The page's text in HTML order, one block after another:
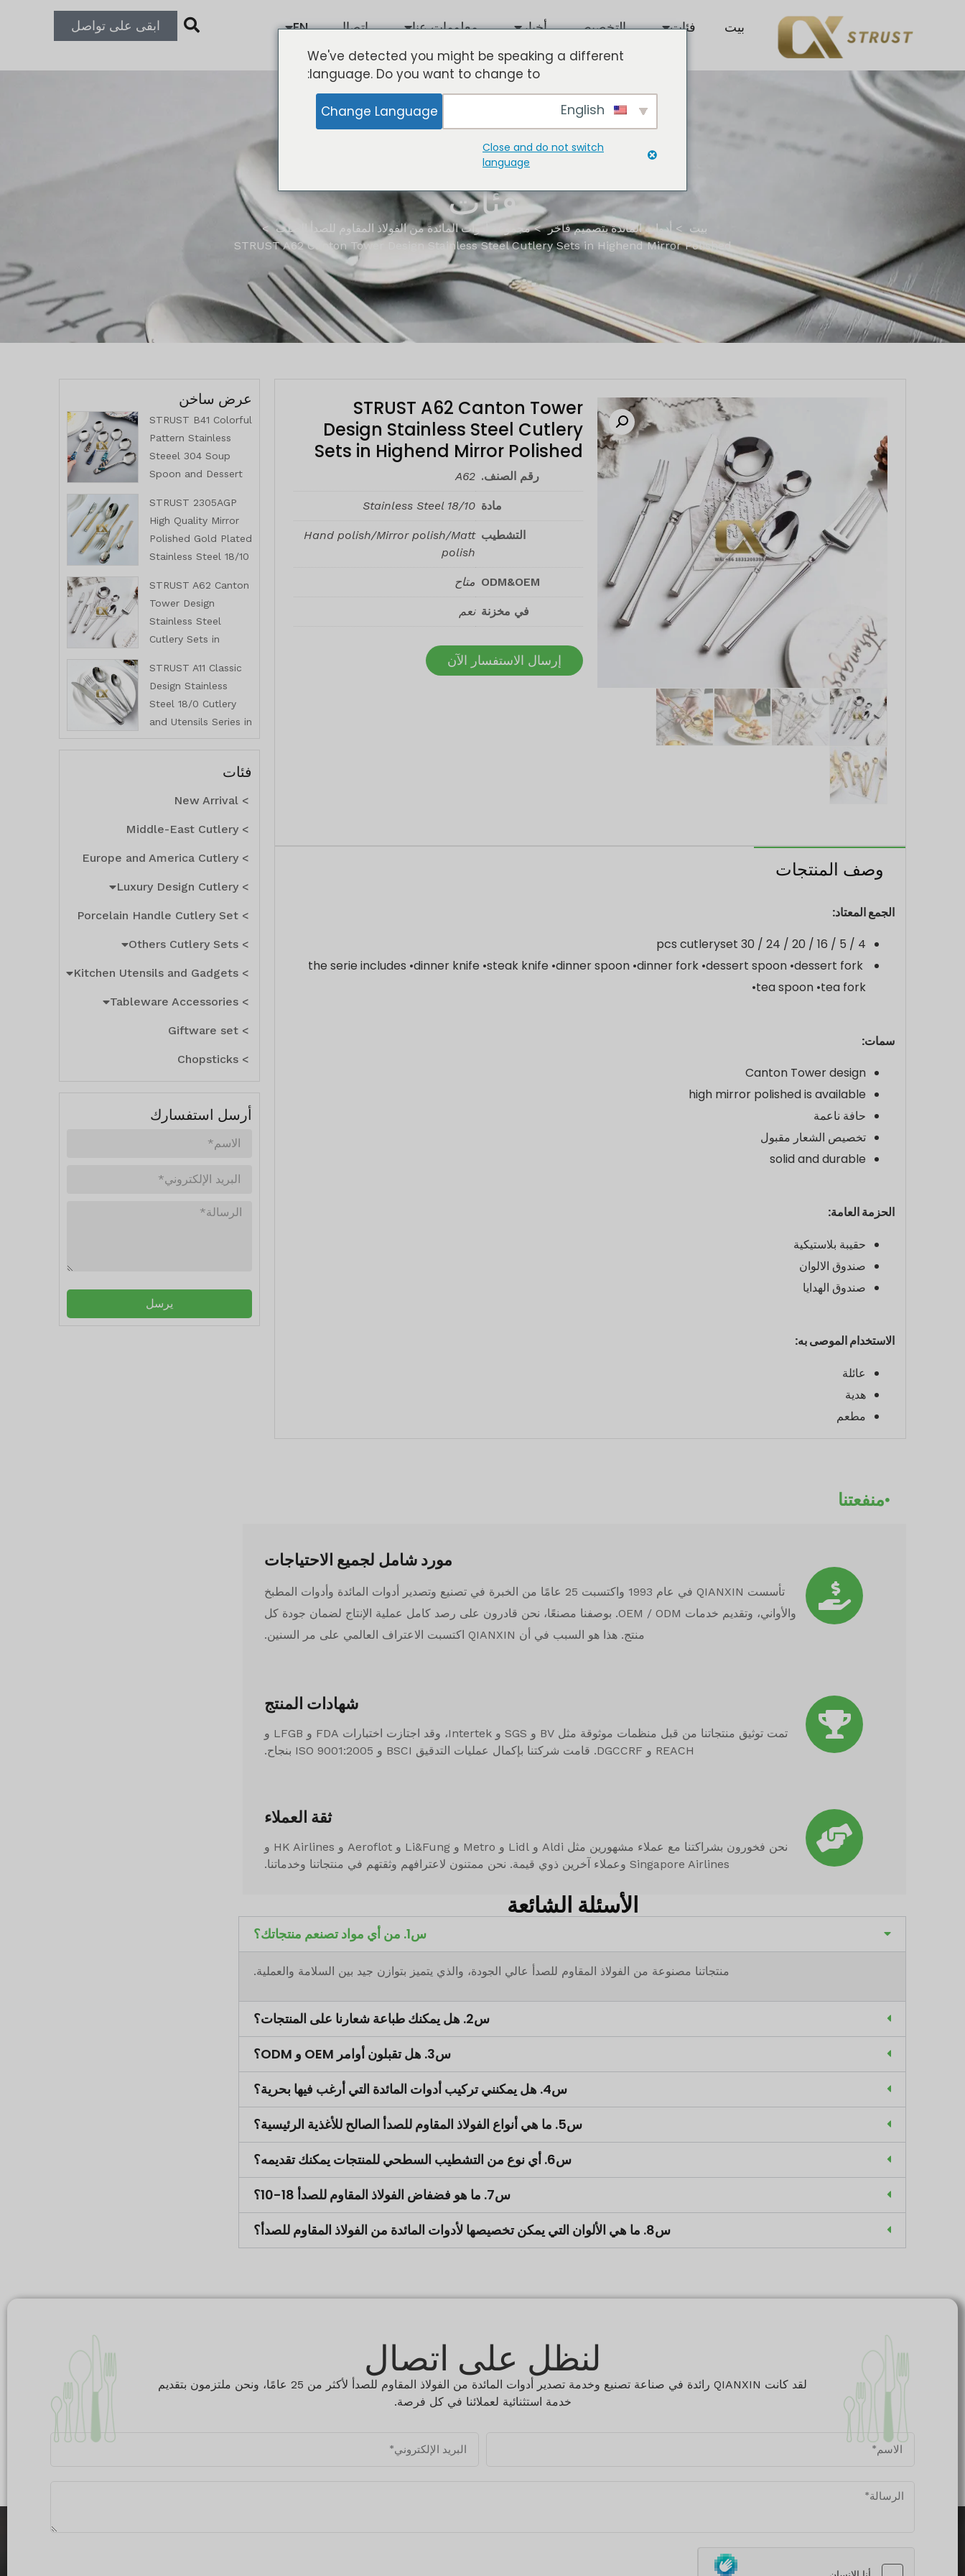
بيت فئات التخصيص أخبار معلومات عنا اتصال EN ابقى على تواصل
فئات
بيت أدوات المائدة بتصميم فاخر مجموعة أدوات المائدة من الفولاذ المقاوم للصدأ الصلب
STRUST A62 Canton Tower Design Stainless Steel Cutlery Sets in Highend Mirror Polished
STRUST A62 Canton Tower
Design Stainless Steel Cutlery
Sets in Highend Mirror Polished
رقم الصنف. A62
مادة Stainless Steel 18/10
التشطيب Hand polish/Mirror polish/Matt
polish
ODM&OEM متاح
في مخزنة نعم
إرسال الاستفسار الآن
وصف المنتجات
الجمع المعتاد:
4 / 5 / 16 / 20 / 24 / 30 pcs cutleryset
the serie includes •dinner knife •steak knife •dinner spoon •dinner fork •dessert spoon •dessert fork
•tea spoon •tea fork
سمات:
Canton Tower design
high mirror polished is available
حافة ناعمة
تخصيص الشعار مقبول
solid and durable
الحزمة العامة:
حقيبة بلاستيكية
صندوق الالوان
صندوق الهدايا
الاستخدام الموصى به:
عائلة
هدية
مطعم
عرض ساخن
STRUST B41 Colorful
Pattern Stainless
Steeel 304 Soup
Spoon and Dessert
Family
STRUST 2305AGP
High Quality Mirror
Polished Gold Plated
Stainless Steel 18/10
Series for Family
STRUST A62 Canton
Tower Design
Stainless Steel
Cutlery Sets in
Polished
STRUST A11 Classic
Design Stainless
Steel 18/0 Cutlery
and Utensils Series in
فئات
> New Arrival
> Middle-East Cutlery
> Europe and America Cutlery
> Luxury Design Cutlery
> Porcelain Handle Cutlery Set
> Others Cutlery Sets
> Kitchen Utensils and Gadgets
> Tableware Accessories
> Giftware set
> Chopsticks
أرسل استفسارك
يرسل
منفعتنا
مورد شامل لجميع الاحتياجات
تأسست QIANXIN في عام 1993 واكتسبت 25 عامًا من الخبرة في تصنيع وتصدير أدوات المائدة وأدوات المطبخ
والأواني، وتقديم خدمات OEM / ODM. بوصفنا مصنعًا، نحن قادرون على رصد كامل عملية الإنتاج لضمان جودة كل
منتج. هذا هو السبب في أن QIANXIN اكتسبت الاعتراف العالمي على مر السنين.
شهادات المنتج
تمت توثيق منتجاتنا من قبل منظمات موثوقة مثل BV و SGS و Intertek، وقد اجتازت اختبارات FDA و LFGB و
REACH و DGCCRF. قامت شركتنا بإكمال عمليات التدقيق BSCI و ISO 9001:2005 بنجاح.
ثقة العملاء
نحن فخورون بشراكتنا مع عملاء مشهورين مثل Aldi و Lidl و Metro و Li&Fung و Aeroflot و HK Airlines و
Singapore Airlines وعملاء آخرين ذوي قيمة. نحن ممتنون لاعترافهم وثقتهم في منتجاتنا وخدماتنا.
الأسئلة الشائعة
س1. من أي مواد تصنعم منتجاتك؟
منتجاتنا مصنوعة من الفولاذ المقاوم للصدأ عالي الجودة، والذي يتميز بتوازن جيد بين السلامة والعملية.
س2. هل يمكنك طباعة شعارنا على المنتجات؟
س3. هل تقبلون أوامر OEM و ODM؟
س4. هل يمكنني تركيب أدوات المائدة التي أرغب فيها بحرية؟
س5. ما هي أنواع الفولاذ المقاوم للصدأ الصالح للأغذية الرئيسية؟
س6. أي نوع من التشطيب السطحي للمنتجات يمكنك تقديمه؟
س7. ما هو فضفاض الفولاذ المقاوم للصدأ 18-10؟
س8. ما هي الألوان التي يمكن تخصيصها لأدوات المائدة من الفولاذ المقاوم للصدأ؟
لنظل على اتصال
لقد كانت QIANXIN رائدة في صناعة تصنيع وخدمة تصدير أدوات المائدة من الفولاذ المقاوم للصدأ لأكثر من 25 عامًا، ونحن ملتزمون بتقديم
خدمة استثنائية لعملائنا في كل فرصة.
We've detected you might be speaking a different
language. Do you want to change to:
Change Language
Close and do not switch
language